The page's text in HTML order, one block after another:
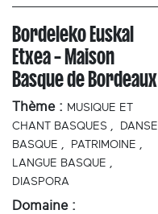
Bordeleko Euskal
Etxea – Maison
Basque de Bordeaux
Thème : MUSIQUE ET
CHANT BASQUES ,
DANSE
BASQUE , PATRIMOINE ,
LANGUE BASQUE ,
DIASPORA
Domaine :